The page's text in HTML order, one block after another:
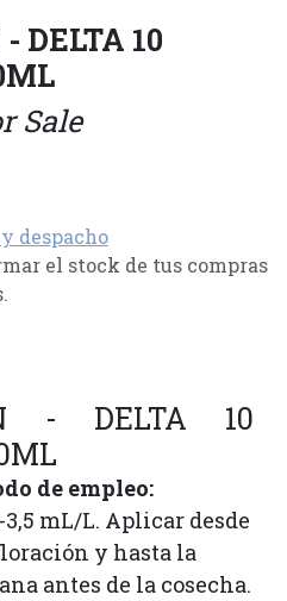
DELTA 10
Sale
despacho
el stock de tus compras
- DELTA 10
de empleo:
3,5 mL/L. Aplicar desde
y hasta la
antes de la cosecha.